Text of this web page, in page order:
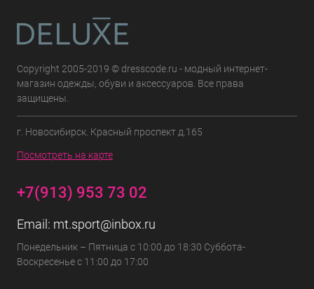
Copyright 2005-2019 © dresscode.ru - модный интернет-
магазин одежды, обуви и аксессуаров. Все права
защищены.
г. Новосибирск. Красный проспект д.165
Посмотреть на карте
+7(913) 953 73 02
Email: mt.sport@inbox.ru
Понедельник – Пятница с 10:00 до 18:30 Суббота-
Воскресенье с 11:00 до 17:00